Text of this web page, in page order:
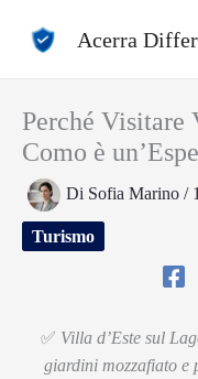
Acerra
Perché Visitare
Como è
Di Sofia Marino /
Turismo
✅ Villa d’Este sul
giardini mozzafiato e